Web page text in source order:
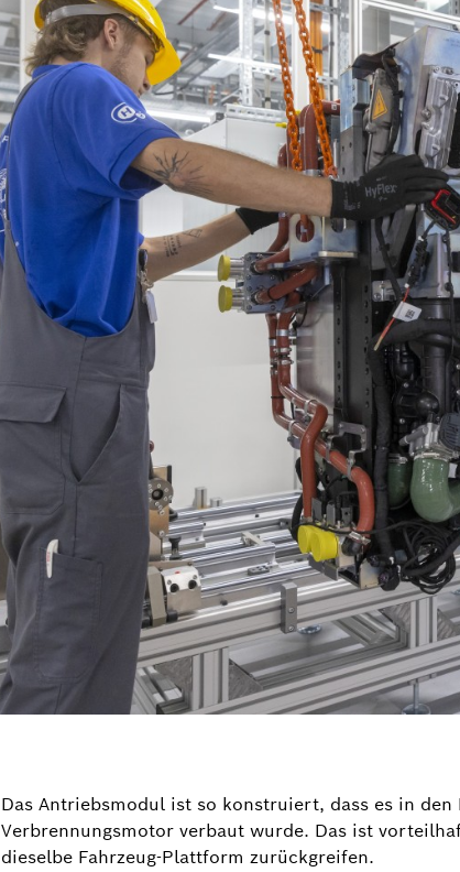
Das Antriebsmodul ist so konstruiert, dass es in
Verbrennungsmotor verbaut wurde. Das ist
dieselbe Fahrzeug-Plattform zurückgreifen.